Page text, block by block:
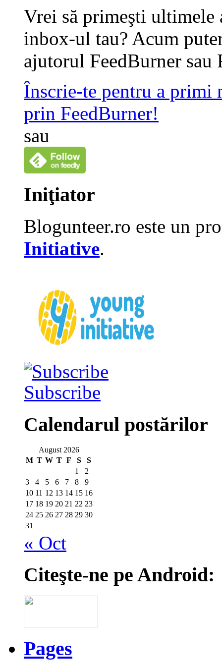
Vrei să primeşti
inbox-ul tau? Acum
ajutorul FeedBurner sau
Înscrie-te pentru a primi
prin FeedBurner!
sau
Iniţiator
Blogunteer.ro este un
Initiative.
Subscribe
Calendarul postărilor
August 2026
M T W T F S
S
1
2
3
4 5 6 7 8
9
10 11 12 13 14 15 16
17 18 19 20 21 22 23
24 25 26 27 28 29 30
31
« Oct
Citeşte-ne pe Android:
Pages